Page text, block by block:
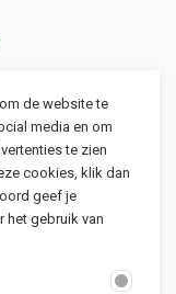
de website te
media en om
te zien
cookies, klik dan
geef je
het gebruik van